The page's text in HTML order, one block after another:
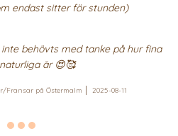
endast sitter för stunden)
behövts med tanke på hur fina
är 😍🥰
Fransar på Östermalm 2025-08-11